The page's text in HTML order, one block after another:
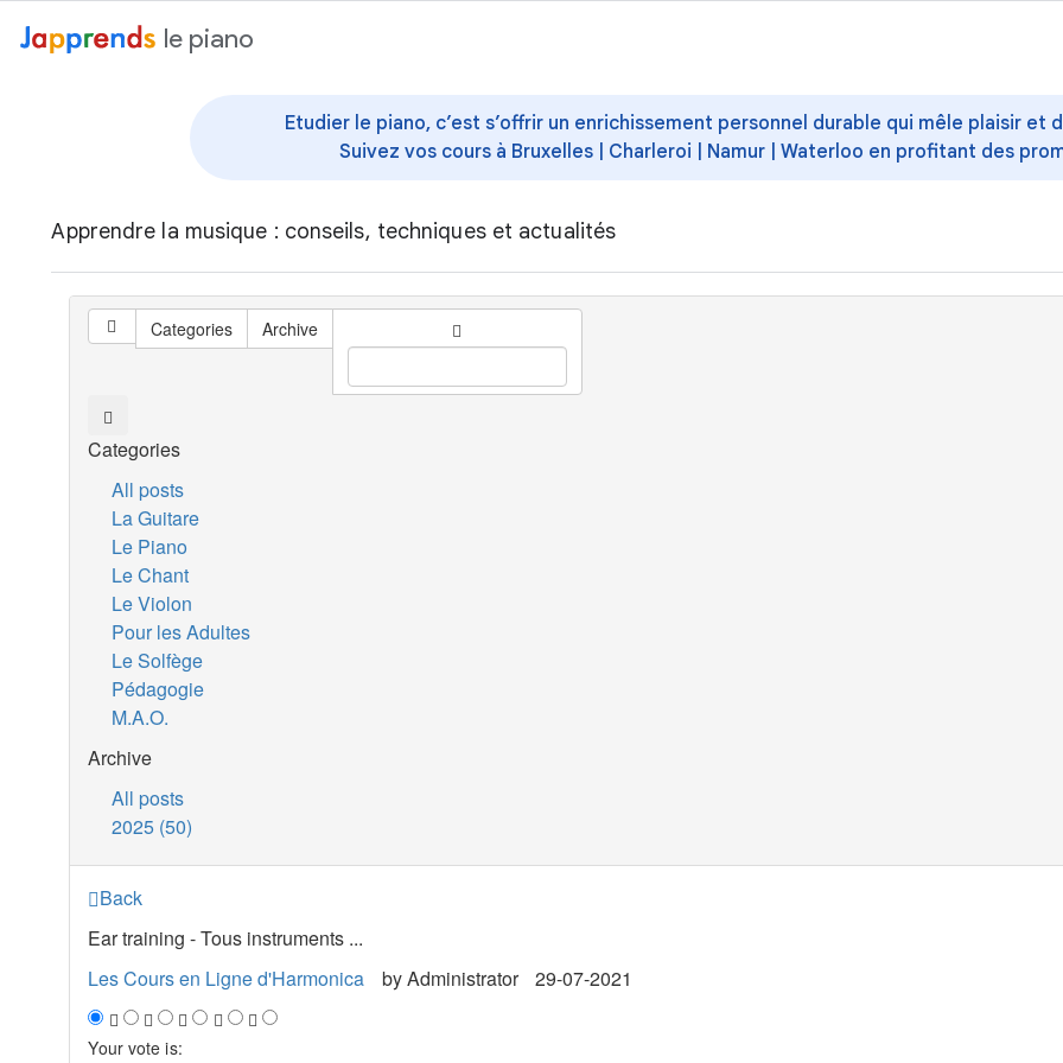
contenu le piano
Etudier le piano, c’est s’offrir un enrichissement personnel durable qui mêle plaisir
Suivez vos cours à Bruxelles | Charleroi | Namur | Waterloo en profitant des
Apprendre la musique : conseils, techniques et actualités
Categories Archive
Categories
All posts
La Guitare
Le Piano
Le Chant
Le Violon
Pour les Adultes
Le Solfège
Pédagogie
M.A.O.
Archive
All posts
2025 (50)
Back
Ear training - Tous instruments ...
Les Cours en Ligne d'Harmonica
byAdministrator 29-07-2021
Your vote is: